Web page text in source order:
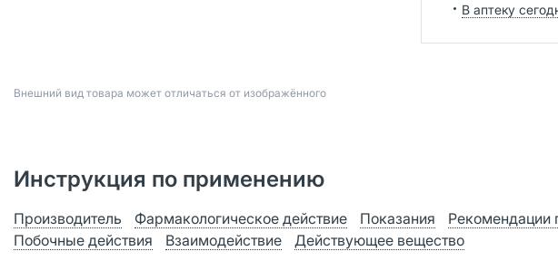
Bнешний вид товара может отличаться от изображённого
В аптеку
Инструкция по применению
Производитель Фармакологическое действие Показания Рекомендации
Побочные действия
Взаимодействие Действующее вещество